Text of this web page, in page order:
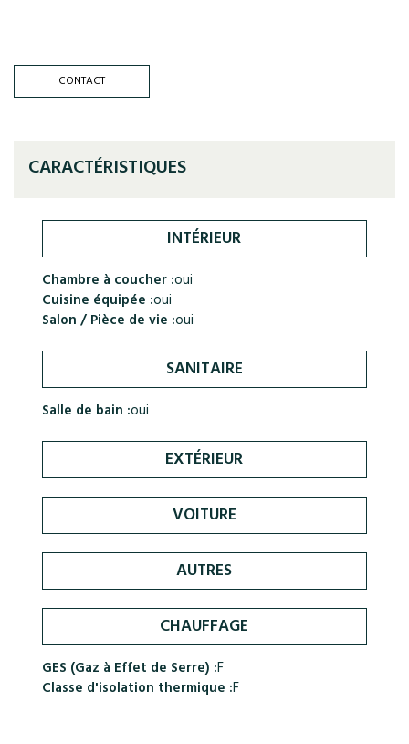
CONTACT
CARACTÉRISTIQUES
INTÉRIEUR
Chambre à coucher :oui
Cuisine équipée :oui
Salon / Pièce de vie :oui
SANITAIRE
Salle de bain :oui
EXTÉRIEUR
VOITURE
AUTRES
CHAUFFAGE
GES (Gaz à Effet de Serre) :F
Classe d'isolation thermique :F